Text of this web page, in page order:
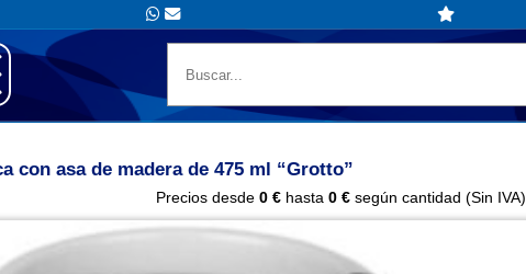
con asa de madera de 475 ml “Grotto”
Precios desde 0 €hasta 0 €según cantidad (Sin IVA)